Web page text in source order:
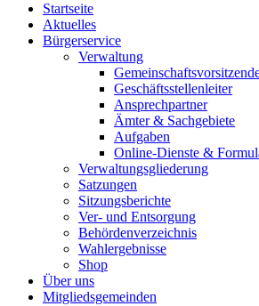
Startseite
Aktuelles
Bürgerservice
Verwaltung
Geschäftsstellenleiter
Ansprechpartner
Ämter & Sachgebiete
Aufgaben
Online-Dienste &
Verwaltungsgliederung
Satzungen
Sitzungsberichte
Ver- und Entsorgung
Behördenverzeichnis
Wahlergebnisse
Shop
Über uns
Mitgliedsgemeinden